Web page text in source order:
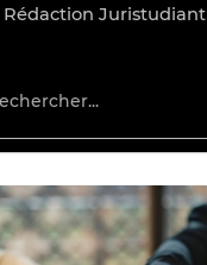
Rédaction Juristudiant